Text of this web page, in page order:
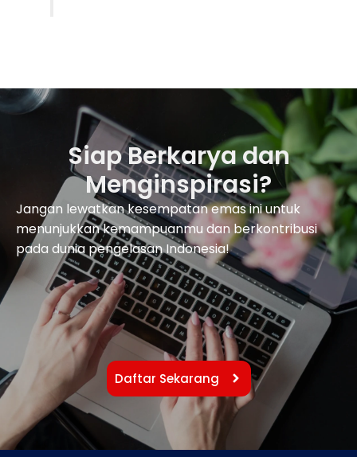
Siap Berkarya dan
Menginspirasi?
Jangan lewatkan kesempatan emas ini untuk
menunjukkan kemampuanmu dan berkontribusi
pada dunia pengelasan Indonesia!
Daftar Sekarang